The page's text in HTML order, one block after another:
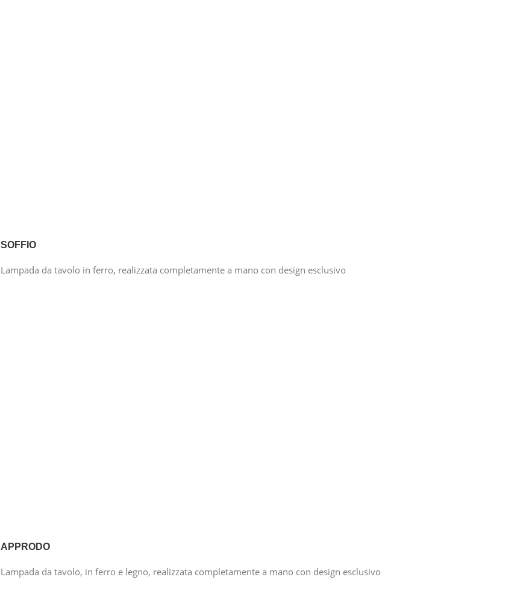
SOFFIO
Lampada da tavolo in ferro, realizzata completamente a mano con design esclusivo
APPRODO
Lampada da tavolo, in ferro e legno, realizzata completamente a mano con design esclusivo